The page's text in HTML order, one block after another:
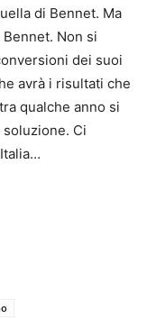
di Bennet. Ma
Non si
dei suoi
avrà i risultati che
qualche anno si
Ci